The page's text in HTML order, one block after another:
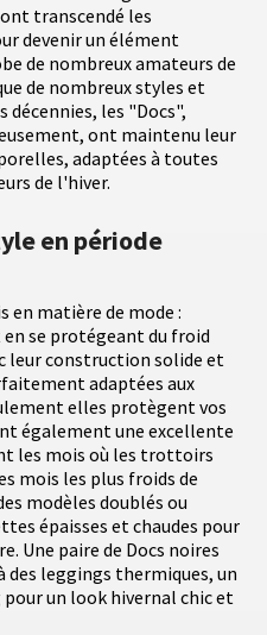
transcendé les
devenir un élément
de nombreux amateurs de
de nombreux styles et
décennies, les "Docs",
ont maintenu leur
adaptées à toutes
de l'hiver.
en période
en matière de mode :
se protégeant du froid
leur construction solide et
adaptées aux
elles protègent vos
également une excellente
les mois où les trottoirs
mois les plus froids de
modèles doublés ou
épaisses et chaudes pour
Une paire de Docs noires
des leggings thermiques, un
un look hivernal chic et